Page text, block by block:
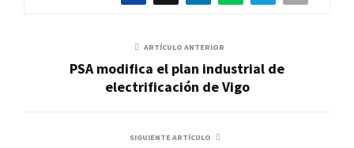
ARTÍCULO ANTERIOR
PSA modifica el plan industrial de
electrificación de Vigo
SIGUIENTE ARTÍCULO